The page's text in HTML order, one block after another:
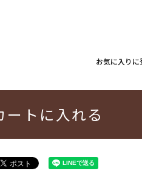
お気に入りに
ートに入れる